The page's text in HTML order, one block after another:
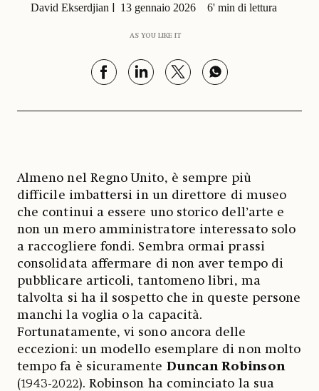
David Ekserdjian 13 gennaio 2026 6' min di lettura
AS YOU LIKE IT
Almeno nel Regno Unito, è sempre più
difficile imbattersi in un direttore di museo
che continui a essere uno storico dell’arte e
non un mero amministratore interessato solo
a raccogliere fondi. Sembra ormai prassi
consolidata affermare di non aver tempo di
pubblicare articoli, tantomeno libri, ma
talvolta si ha il sospetto che in queste persone
manchi la voglia o la capacità.
Fortunatamente, vi sono ancora delle
eccezioni: un modello esemplare di non molto
tempo fa è sicuramente Duncan Robinson
(1943-2022). Robinson ha cominciato la sua